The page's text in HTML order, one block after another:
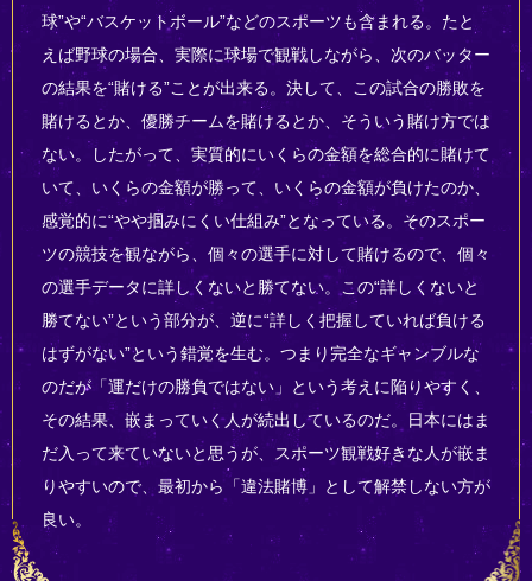
球”や“バスケットボール”などのスポーツも含まれる。たと
えば野球の場合、実際に球場で観戦しながら、次のバッター
の結果を“賭ける”ことが出来る。決して、この試合の勝敗を
賭けるとか、優勝チームを賭けるとか、そういう賭け方では
ない。したがって、実質的にいくらの金額を総合的に賭けて
いて、いくらの金額が勝って、いくらの金額が負けたのか、
感覚的に“やや掴みにくい仕組み”となっている。そのスポー
ツの競技を観ながら、個々の選手に対して賭けるので、個々
の選手データに詳しくないと勝てない。この“詳しくないと
勝てない”という部分が、逆に“詳しく把握していれば負ける
はずがない”という錯覚を生む。つまり完全なギャンブルな
のだが「運だけの勝負ではない」という考えに陥りやすく、
その結果、嵌まっていく人が続出しているのだ。日本にはま
だ入って来ていないと思うが、スポーツ観戦好きな人が嵌ま
りやすいので、最初から「違法賭博」として解禁しない方が
良い。